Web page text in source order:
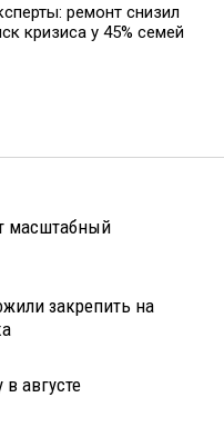
ремонт снизил
кризиса у 45% семей
масштабный
закрепить на
августе